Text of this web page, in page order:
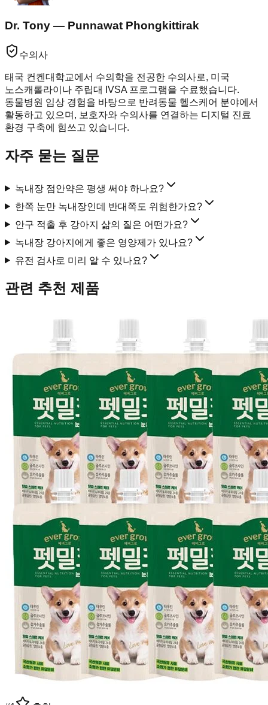
Dr. Tony — Punnawat Phongkittirak
수의사
태국 컨켄대학교에서 수의학을 전공한 수의사로, 미국
노스캐롤라이나 주립대 IVSA 프로그램을 수료했습니다.
동물병원 임상 경험을 바탕으로 반려동물 헬스케어 분야에서
활동하고 있으며, 보호자와 수의사를 연결하는 디지털 진료
환경 구축에 힘쓰고 있습니다.
자주 묻는 질문
녹내장 점안약은 평생 써야 하나요?
한쪽 눈만 녹내장인데 반대쪽도 위험한가요?
안구 적출 후 강아지 삶의 질은 어떤가요?
녹내장 강아지에게 좋은 영양제가 있나요?
유전 검사로 미리 알 수 있나요?
관련 추천 제품